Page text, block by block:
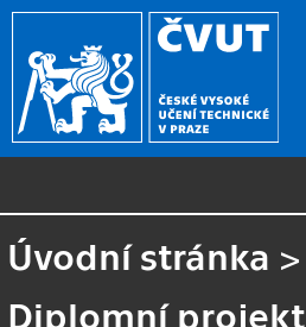
Úvodní stránka >
Diplomní projekt